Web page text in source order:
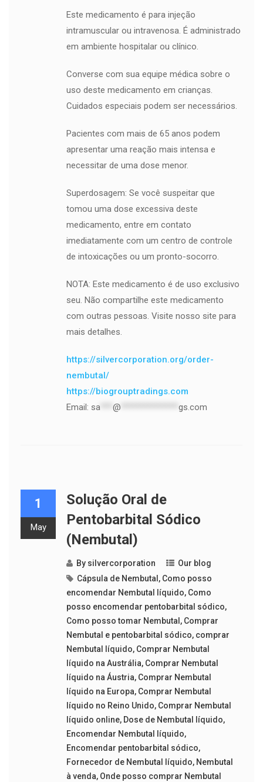
Este medicamento é para injeção
intramuscular ou intravenosa. É administrado
em ambiente hospitalar ou clínico.
Converse com sua equipe médica sobre o
uso deste medicamento em crianças.
Cuidados especiais podem ser necessários.
Pacientes com mais de 65 anos podem
apresentar uma reação mais intensa e
necessitar de uma dose menor.
Superdosagem: Se você suspeitar que
tomou uma dose excessiva deste
medicamento, entre em contato
imediatamente com um centro de controle
de intoxicações ou um pronto-socorro.
NOTA: Este medicamento é de uso exclusivo
seu. Não compartilhe este medicamento
com outras pessoas. Visite nosso site para
mais detalhes.
https://silvercorporation.org/order-
nembutal/
https://biogrouptradings.com
Email: sa @ gs.com
1
May
Solução Oral de
Pentobarbital Sódico
(Nembutal)
By silvercorporation
Our blog
Cápsula de Nembutal , Como posso
encomendar Nembutal líquido, Como
posso encomendar pentobarbital sódico,
Como posso tomar Nembutal , Comprar
Nembutal e pentobarbital sódico, comprar
Nembutal líquido, Comprar Nembutal
líquido na Austrália, Comprar Nembutal
líquido na Áustria, Comprar Nembutal
líquido na Europa, Comprar Nembutal
líquido no Reino Unido, Comprar Nembutal
líquido online, Dose de Nembutal líquido,
Encomendar Nembutal líquido,
Encomendar pentobarbital sódico,
Fornecedor de Nembutal líquido, Nembutal
à venda, Onde posso comprar Nembutal